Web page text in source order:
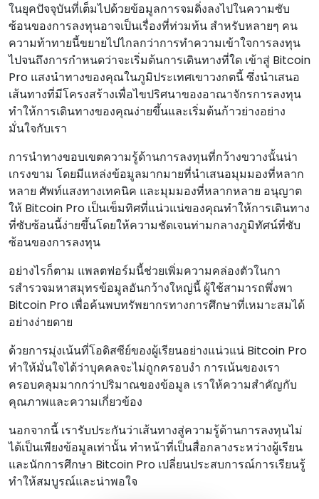
ในยุคปัจจุบันที่เต็มไปด้วยข้อมูลการจมดิ่งลงไปในความซับ
ซ้อนของการลงทุนอาจเป็นเรื่องที่ท่วมท้น สําหรับหลายๆ คน
ความท้าทายนี้ขยายไปไกลกว่าการทําความเข้าใจการลงทุน
ไปจนถึงการกําหนดว่าจะเริ่มต้นการเดินทางที่ใด เข้าสู่ Bitcoin
Pro แสงนําทางของคุณในภูมิประเทศเขาวงกตนี้ ซึ่งนําเสนอ
เส้นทางที่มีโครงสร้างเพื่อไขปริศนาของอาณาจักรการลงทุน
ทําให้การเดินทางของคุณง่ายขึ้นและเริ่มต้นก้าวย่างอย่าง
มั่นใจกับเรา
การนําทางขอบเขตความรู้ด้านการลงทุนที่กว้างขวางนั้นน่า
เกรงขาม โดยมีแหล่งข้อมูลมากมายที่นําเสนอมุมมองที่หลาก
หลาย ศัพท์แสงทางเทคนิค และมุมมองที่หลากหลาย อนุญาต
ให้ Bitcoin Pro เป็นเข็มทิศที่แน่วแน่ของคุณทําให้การเดินทาง
ที่ซับซ้อนนี้ง่ายขึ้นโดยให้ความชัดเจนท่ามกลางภูมิทัศน์ที่ซับ
ซ้อนของการลงทุน
อย่างไรก็ตาม แพลตฟอร์มนี้ช่วยเพิ่มความคล่องตัวในกา
รสํารวจมหาสมุทรข้อมูลอันกว้างใหญ่นี้ ผู้ใช้สามารถพึ่งพา
Bitcoin Pro เพื่อค้นพบทรัพยากรทางการศึกษาที่เหมาะสมได้
อย่างง่ายดาย
ด้วยการมุ่งเน้นที่โอดิสซีย์ของผู้เรียนอย่างแน่วแน่ Bitcoin Pro
ทําให้มั่นใจได้ว่าบุคคลจะไม่ถูกครอบงํา การเน้นของเรา
ครอบคลุมมากกว่าปริมาณของข้อมูล เราให้ความสําคัญกับ
คุณภาพและความเกี่ยวข้อง
นอกจากนี้ เรารับประกันว่าเส้นทางสู่ความรู้ด้านการลงทุนไม่
ได้เป็นเพียงข้อมูลเท่านั้น ทําหน้าที่เป็นสื่อกลางระหว่างผู้เรียน
และนักการศึกษา Bitcoin Pro เปลี่ยนประสบการณ์การเรียนรู้
ทําให้สมบูรณ์และน่าพอใจ